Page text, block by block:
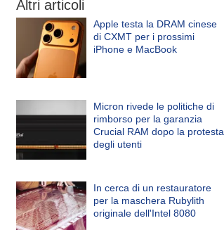
Altri articoli
Apple testa la DRAM cinese
di CXMT per i prossimi
iPhone e MacBook
Micron rivede le politiche di
rimborso per la garanzia
Crucial RAM dopo la protesta
degli utenti
In cerca di un restauratore
per la maschera Rubylith
originale dell'Intel 8080